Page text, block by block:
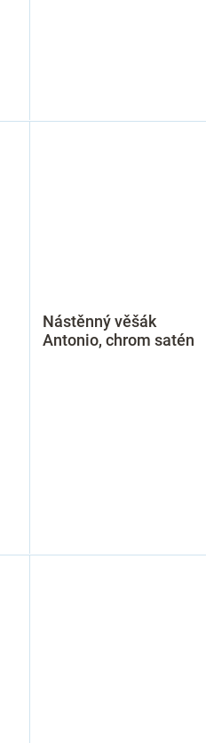
Nástěnný věšák
Antonio, chrom satén